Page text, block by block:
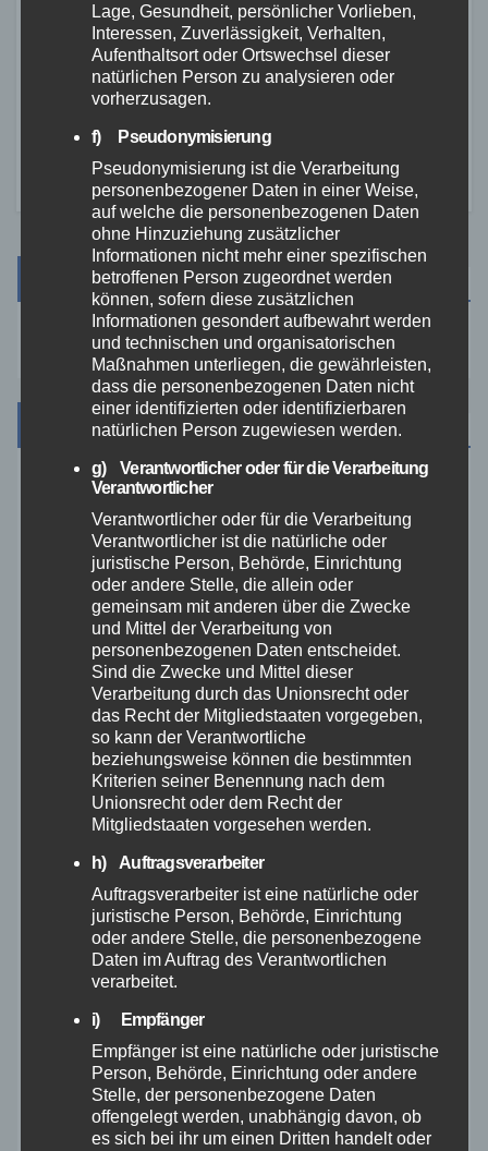
RETTUNGSDIENST
Große Suchaktion in
Flammersfeld: Vermisste
Person wohlbehalten
gefunden
Suche
Kategorien
Aktuelles
Allgemein
Altenkirchen
Bundespolizei
Feuerwehr
Hilfsorganisationen
Mayen-Koblenz
Neuwied
Polizei
Rettungsdienst
Rhein-Lahn
Lage, Gesundheit, persönlicher Vorlieben,
Interessen, Zuverlässigkeit, Verhalten,
Aufenthaltsort oder Ortswechsel dieser
natürlichen Person zu analysieren oder
vorherzusagen.
f) Pseudonymisierung
Pseudonymisierung ist die Verarbeitung
personenbezogener Daten in einer Weise,
auf welche die personenbezogenen Daten
ohne Hinzuziehung zusätzlicher
Informationen nicht mehr einer spezifischen
betroffenen Person zugeordnet werden
können, sofern diese zusätzlichen
Informationen gesondert aufbewahrt werden
und technischen und organisatorischen
Maßnahmen unterliegen, die gewährleisten,
dass die personenbezogenen Daten nicht
einer identifizierten oder identifizierbaren
natürlichen Person zugewiesen werden.
g) Verantwortlicher oder für die Verarbeitung
Verantwortlicher
Verantwortlicher oder für die Verarbeitung
Verantwortlicher ist die natürliche oder
juristische Person, Behörde, Einrichtung
oder andere Stelle, die allein oder
gemeinsam mit anderen über die Zwecke
und Mittel der Verarbeitung von
personenbezogenen Daten entscheidet.
Sind die Zwecke und Mittel dieser
Verarbeitung durch das Unionsrecht oder
das Recht der Mitgliedstaaten vorgegeben,
so kann der Verantwortliche
beziehungsweise können die bestimmten
Kriterien seiner Benennung nach dem
Unionsrecht oder dem Recht der
Mitgliedstaaten vorgesehen werden.
h) Auftragsverarbeiter
Auftragsverarbeiter ist eine natürliche oder
juristische Person, Behörde, Einrichtung
oder andere Stelle, die personenbezogene
Daten im Auftrag des Verantwortlichen
verarbeitet.
i) Empfänger
Empfänger ist eine natürliche oder juristische
Person, Behörde, Einrichtung oder andere
Stelle, der personenbezogene Daten
offengelegt werden, unabhängig davon, ob
es sich bei ihr um einen Dritten handelt oder